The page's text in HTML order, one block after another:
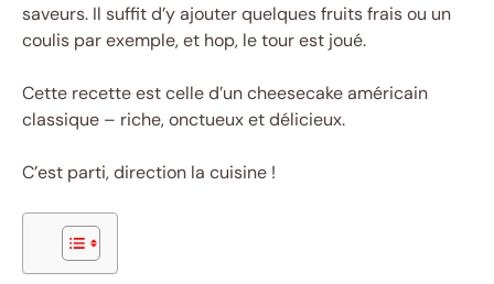
saveurs. Il suffit d’y ajouter quelques fruits frais ou un
coulis par exemple, et hop, le tour est joué.
Cette recette est celle d’un cheesecake américain
classique – riche, onctueux et délicieux.
C’est parti, direction la cuisine !